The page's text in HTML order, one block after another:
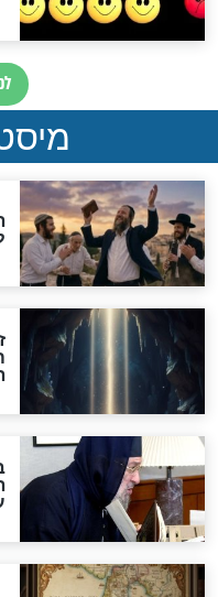
מה
"לפני
האמונה"
האם
אפשר
לכל המאמרים